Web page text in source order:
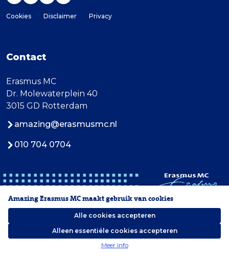
Cookies Disclaimer Privacy
Contact
Erasmus MC
Dr. Molewaterplein 40
3015 GD Rotterdam
amazing@erasmusmc.nl
010 704 0704
2026 Erasmus MC
Amazing Erasmus MC maakt gebruik van cookies
Alle cookies accepteren
Alleen essentiële cookies accepteren
Meer info